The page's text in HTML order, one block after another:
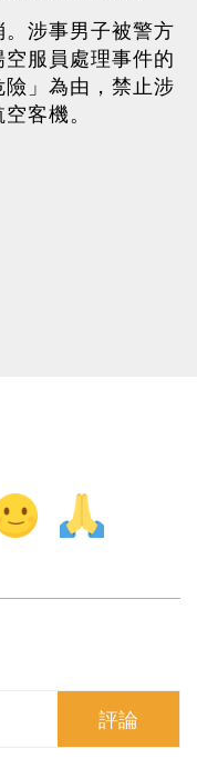
涉事男子被警方
服員處理事件的
」為由，禁止涉
客機。
評論